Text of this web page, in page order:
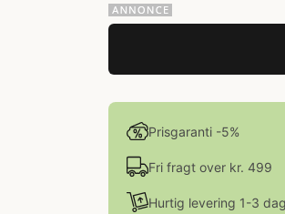
Prisgaranti -5%
Fri fragt over kr. 499
Hurtig levering 1-3